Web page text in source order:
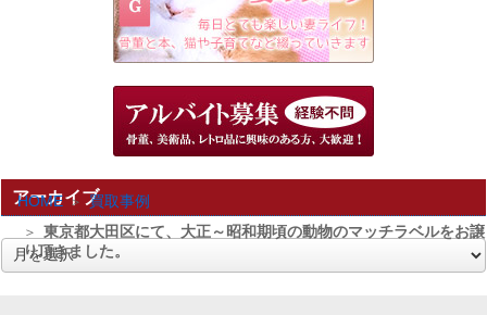
HOME
買取事例
東京都大田区にて、大正～昭和期頃の動物のマッチラベルをお譲
り頂きました。
アーカイブ